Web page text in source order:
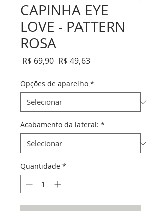
CAPINHA EYE
LOVE - PATTERN
ROSA
R$ 69,90 Preço
R$ 49,63Preço
Opções de aparelho *
Acabamento da lateral: *
Quantidade *